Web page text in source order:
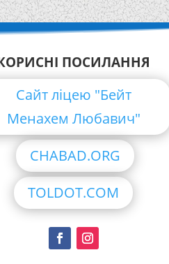
ПОСИЛАННЯ
Сайт ліцею "Бейт
Менахем Любавич"
CHABAD.ORG
TOLDOT.COM